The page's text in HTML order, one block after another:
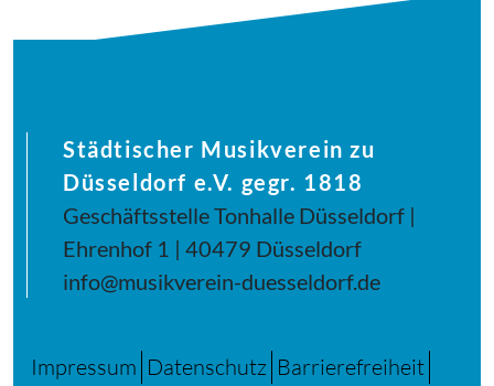
Städtischer Musikverein zu
Düsseldorf e.V. gegr. 1818
Geschäftsstelle Tonhalle Düsseldorf |
Ehrenhof 1 | 40479 Düsseldorf
info@musikverein-duesseldorf.de
Impressum Datenschutz Barrierefreiheit